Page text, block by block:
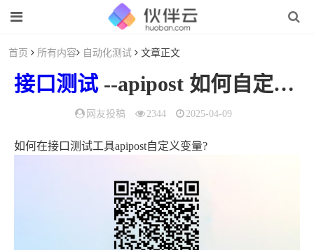
首页 所有内容 自动化测试 文章正文
接口测试--apipost 如何自定义变量
网友投稿 2344 2025-04-09
如何在接口测试工具apipost自定义变量?